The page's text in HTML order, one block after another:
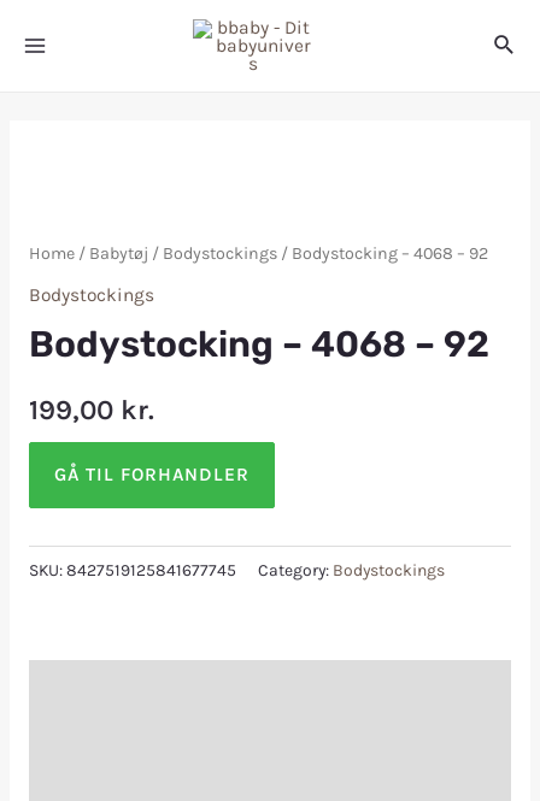
Home/ Babytøj / Bodystockings/ Bodystocking – 4068 – 92
Bodystockings
Bodystocking – 4068 – 92
199,00 kr.
GÅ TIL FORHANDLER
SKU:8427519125841677745 Category: Bodystockings